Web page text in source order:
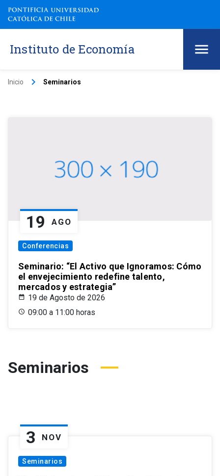
Instituto de Economía
Inicio keyboard_arrow_right Seminarios
19 AGO
Conferencias
Seminario: “El Activo que Ignoramos: Cómo
el envejecimiento redefine talento,
mercados y estrategia”
19 de Agosto de 2026
09:00 a 11:00 horas
Seminarios
3 NOV
Seminarios